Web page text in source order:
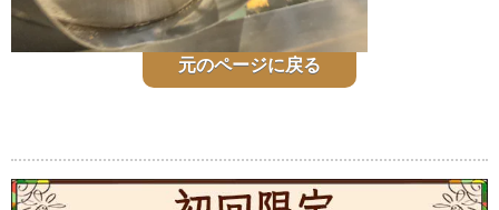
元のページに戻る